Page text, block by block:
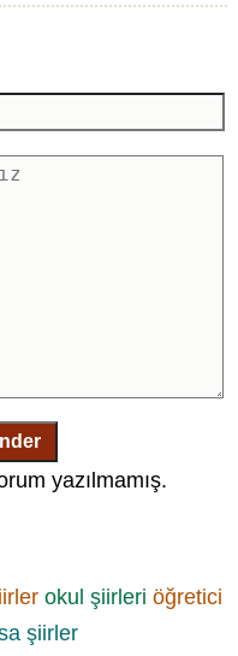
yazılmamış.
okul şiirleri öğretici
şiirler